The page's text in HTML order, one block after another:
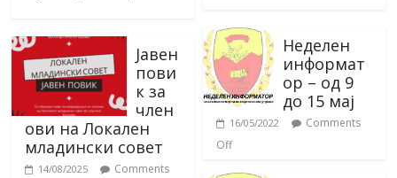
Јавен
пови
к за
член
ови на Локален
младински совет
14/08/2025
Comments
Неделен
информат
ор – од 9
до 15 мај
16/05/2022
Comments
Off